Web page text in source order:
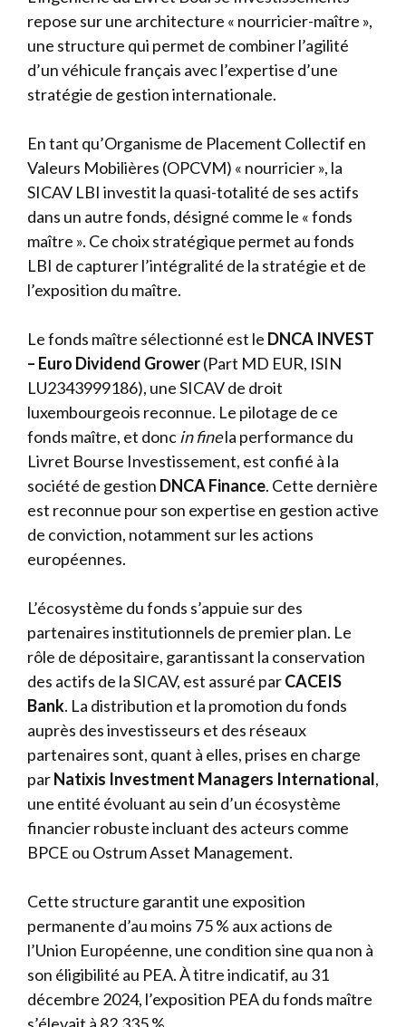
repose sur une architecture « nourricier-maître »,
une structure qui permet de combiner l’agilité
d’un véhicule français avec l’expertise d’une
stratégie de gestion internationale.
En tant qu’Organisme de Placement Collectif en
Valeurs Mobilières (OPCVM) « nourricier », la
SICAV LBI investit la quasi-totalité de ses actifs
dans un autre fonds, désigné comme le « fonds
maître ». Ce choix stratégique permet au fonds
LBI de capturer l’intégralité de la stratégie et de
l’exposition du maître.
Le fonds maître sélectionné est le DNCA INVEST
– Euro Dividend Grower(Part MD EUR, ISIN
LU2343999186), une SICAV de droit
luxembourgeois reconnue. Le pilotage de ce
fonds maître, et doncin finela performance du
Livret Bourse Investissement, est confié à la
société de gestion DNCA Finance. Cette dernière
est reconnue pour son expertise en gestion active
de conviction, notamment sur les actions
européennes.
L’écosystème du fonds s’appuie sur des
partenaires institutionnels de premier plan. Le
rôle de dépositaire, garantissant la conservation
des actifs de la SICAV, est assuré parCACEIS
Bank. La distribution et la promotion du fonds
auprès des investisseurs et des réseaux
partenaires sont, quant à elles, prises en charge
parNatixis Investment Managers International,
une entité évoluant au sein d’un écosystème
financier robuste incluant des acteurs comme
BPCE ou Ostrum Asset Management.
Cette structure garantit une exposition
permanente d’au moins 75 % aux actions de
l’Union Européenne, une condition sine qua non à
son éligibilité au PEA. À titre indicatif, au 31
décembre 2024, l’exposition PEA du fonds maître